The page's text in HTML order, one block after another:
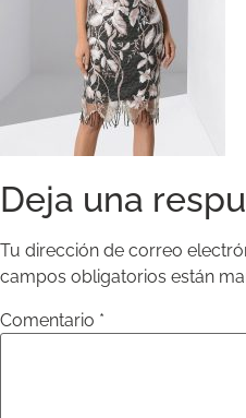
Deja una
Tu dirección de correo
campos obligatorios están
Comentario *